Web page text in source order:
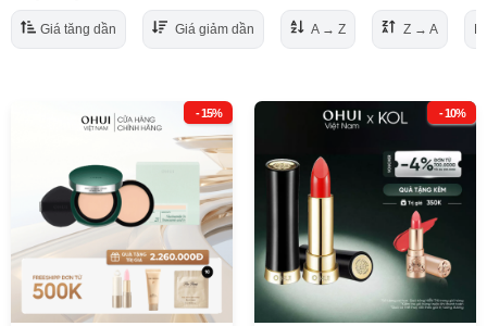
Giá tăng dần Giá giảm dần A → Z Z → A
- 15% - 10%